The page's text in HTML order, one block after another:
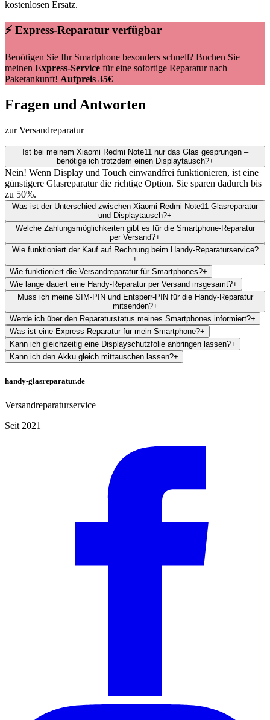
kostenlosen Ersatz.
⚡ Express-Reparatur verfügbar
Benötigen Sie Ihr Smartphone besonders schnell? Buchen Sie
meinen Express-Service für eine sofortige Reparatur nach
Paketankunft! Aufpreis 35€
Fragen und Antworten
zur Versandreparatur
Ist bei meinem Xiaomi Redmi Note11 nur das Glas gesprungen –
benötige ich trotzdem einen Displaytausch?+
Nein! Wenn Display und Touch einwandfrei funktionieren, ist eine
günstigere Glasreparatur die richtige Option. Sie sparen dadurch bis
zu 50%.
Was ist der Unterschied zwischen Xiaomi Redmi Note11 Glasreparatur
und Displaytausch?+
Welche Zahlungsmöglichkeiten gibt es für die Smartphone-Reparatur
per Versand?+
Wie funktioniert der Kauf auf Rechnung beim Handy-Reparaturservice?
+
Wie funktioniert die Versandreparatur für Smartphones?+
Wie lange dauert eine Handy-Reparatur per Versand insgesamt?+
Muss ich meine SIM-PIN und Entsperr-PIN für die Handy-Reparatur
mitsenden?+
Werde ich über den Reparaturstatus meines Smartphones informiert?+
Was ist eine Express-Reparatur für mein Smartphone?+
Kann ich gleichzeitig eine Displayschutzfolie anbringen lassen?+
Kann ich den Akku gleich mittauschen lassen?+
handy-glasreparatur.de
Versandreparaturservice
Seit 2021